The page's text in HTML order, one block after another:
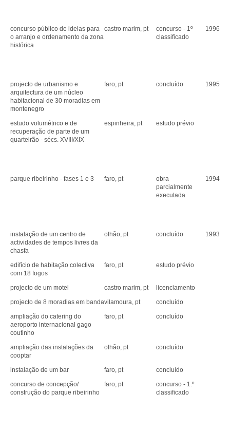
concurso público de ideias para
o arranjo e ordenamento da zona
histórica
castro marim, pt
concurso - 1º
classificado
1996
projecto de urbanismo e
arquitectura de um núcleo
habitacional de 30 moradias em
montenegro
faro, pt concluído 1995
estudo volumétrico e de
recuperação de parte de um
quarteirão - sécs. XVIII/XIX
espinheira, pt estudo prévio
parque ribeirinho - fases 1 e 3 faro, pt
obra
parcialmente
executada
1994
instalação de um centro de
actividades de tempos livres da
chasfa
olhão, pt concluído 1993
edifício de habitação colectiva
com 18 fogos
faro, pt estudo prévio
projecto de um motel castro marim, pt
licenciamento
projecto de 8 moradias em bandavilamoura, pt
concluído
ampliação do catering do
aeroporto internacional gago
coutinho
faro, pt concluído
ampliação das instalações da
cooptar
olhão, pt concluído
instalação de um bar faro, pt
concluído
concurso de concepção/
construção do parque ribeirinho
faro, pt
concurso - 1.º
classificado